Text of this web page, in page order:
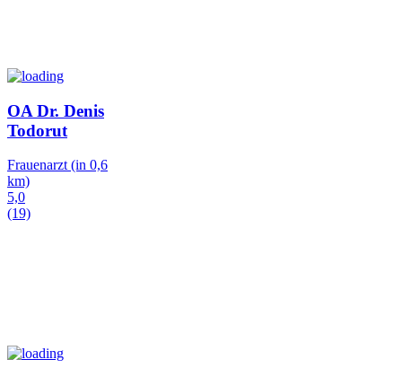
OA Dr. Denis
Todorut
Frauenarzt (in 0,6
km)
5,0
(19)